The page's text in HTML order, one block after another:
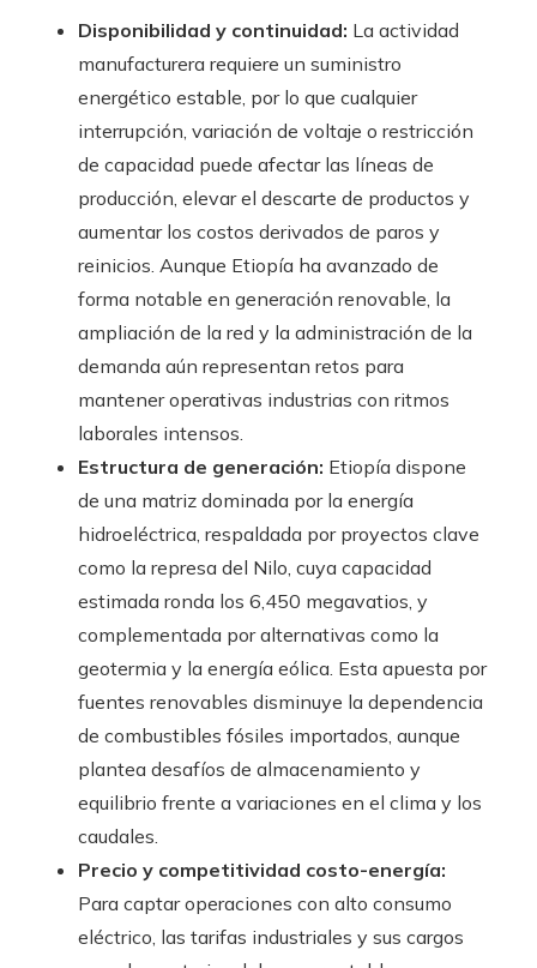
Disponibilidad y continuidad: La actividad
manufacturera requiere un suministro
energético estable, por lo que cualquier
interrupción, variación de voltaje o restricción
de capacidad puede afectar las líneas de
producción, elevar el descarte de productos y
aumentar los costos derivados de paros y
reinicios. Aunque Etiopía ha avanzado de
forma notable en generación renovable, la
ampliación de la red y la administración de la
demanda aún representan retos para
mantener operativas industrias con ritmos
laborales intensos.
Estructura de generación: Etiopía dispone
de una matriz dominada por la energía
hidroeléctrica, respaldada por proyectos clave
como la represa del Nilo, cuya capacidad
estimada ronda los 6,450 megavatios, y
complementada por alternativas como la
geotermia y la energía eólica. Esta apuesta por
fuentes renovables disminuye la dependencia
de combustibles fósiles importados, aunque
plantea desafíos de almacenamiento y
equilibrio frente a variaciones en el clima y los
caudales.
Precio y competitividad costo-energía:
Para captar operaciones con alto consumo
eléctrico, las tarifas industriales y sus cargos